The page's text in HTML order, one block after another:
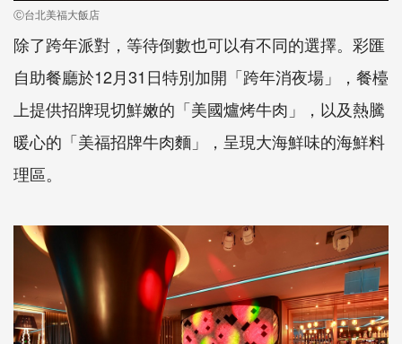
Ⓒ台北美福大飯店
除了跨年派對，等待倒數也可以有不同的選擇。彩匯
自助餐廳於12月31日特別加開「跨年消夜場」，餐檯
上提供招牌現切鮮嫩的「美國爐烤牛肉」，以及熱騰
暖心的「美福招牌牛肉麵」，呈現大海鮮味的海鮮料
理區。